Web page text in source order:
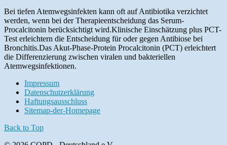
Bei tiefen Atemwegsinfekten kann oft auf Antibiotika verzichtet
werden, wenn bei der Therapieentscheidung das Serum-
Procalcitonin berücksichtigt wird.Klinische Einschätzung plus PCT-
Test erleichtern die Entscheidung für oder gegen Antibiose bei
Bronchitis.Das Akut-Phase-Protein Procalcitonin (PCT) erleichtert
die Differenzierung zwischen viralen und bakteriellen
Atemwegsinfektionen.
Impressum
Datenschutzerklärung
Haftungsausschluss
Sitemap-der-Homepage
Back to Top